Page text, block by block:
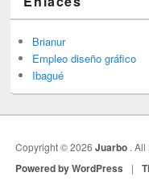
Brianur
Empleo diseño gráfico
Ibagué
Copyright © 2026Juarbo . All
Powered by WordPress |